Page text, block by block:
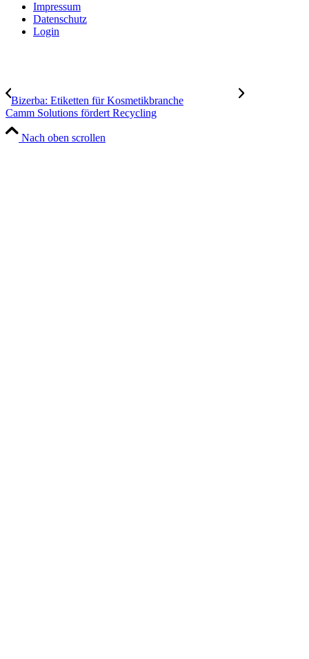
Impressum
Datenschutz
Login
Bizerba: Etiketten für Kosmetikbranche
Camm Solutions fördert Recycling
Nach oben scrollen